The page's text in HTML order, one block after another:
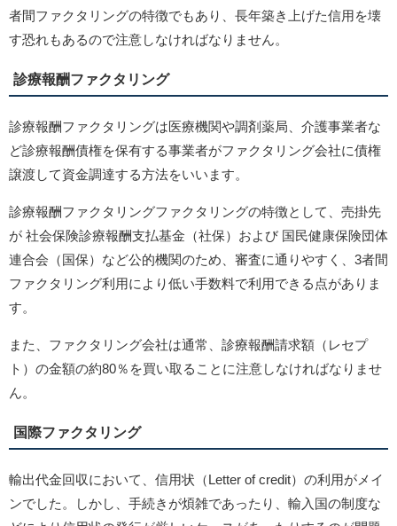
者間ファクタリングの特徴でもあり、長年築き上げた信用を壊
す恐れもあるので注意しなければなりません。
診療報酬ファクタリング
診療報酬ファクタリングは医療機関や調剤薬局、介護事業者な
ど診療報酬債権を保有する事業者がファクタリング会社に債権
譲渡して資金調達する方法をいいます。
診療報酬ファクタリングファクタリングの特徴として、売掛先
が 社会保険診療報酬支払基金（社保）および 国民健康保険団体
連合会（国保）など公的機関のため、審査に通りやすく、3者間
ファクタリング利用により低い手数料で利用できる点がありま
す。
また、ファクタリング会社は通常、診療報酬請求額（レセプ
ト）の金額の約80％を買い取ることに注意しなければなりませ
ん。
国際ファクタリング
輸出代金回収において、信用状（Letter of credit）の利用がメイ
ンでした。しかし、手続きが煩雑であったり、輸入国の制度な